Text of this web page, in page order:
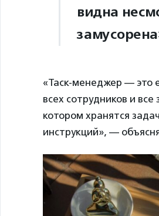
видна
«Таск-менеджер — это
всех сотрудников и
котором хранятся
инструкций», —